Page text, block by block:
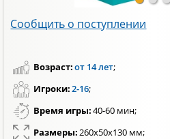
Сообщить о поступлении
Возраст:от 14 лет;
Игроки:2-16;
Время игры:40-60 мин;
Размеры:260х50х130 мм;